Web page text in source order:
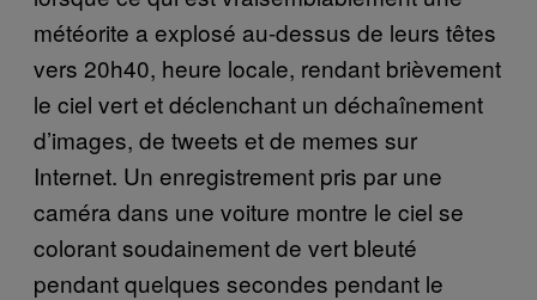
météorite a explosé au-dessus de leurs têtes
vers 20h40, heure locale, rendant brièvement
le ciel vert et déclenchant un déchaînement
d’images, de tweets et de memes sur
Internet. Un enregistrement pris par une
caméra dans une voiture montre le ciel se
colorant soudainement de vert bleuté
pendant quelques secondes pendant le